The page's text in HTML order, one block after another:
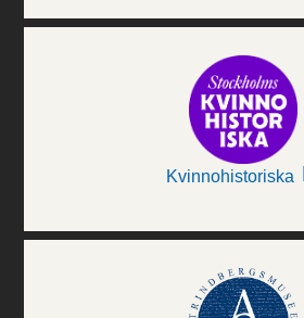
Kvinnohistoriska